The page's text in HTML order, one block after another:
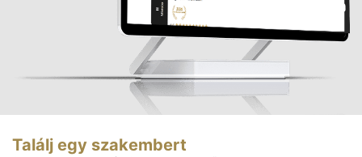
Találj egy szakembert